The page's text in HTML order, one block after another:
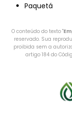
Paquetá
O conteúdo do texto "
reservado. Sua
proibida sem a
artigo 184 do